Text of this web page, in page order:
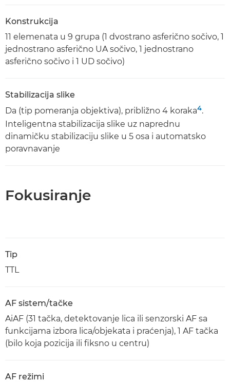
Konstrukcija
11 elemenata u 9 grupa (1 dvostrano asferično sočivo, 1
jednostrano asferično UA sočivo, 1 jednostrano
asferično sočivo i 1 UD sočivo)
Stabilizacija slike
Da (tip pomeranja objektiva), približno 4 koraka4.
Inteligentna stabilizacija slike uz naprednu
dinamičku stabilizaciju slike u 5 osa i automatsko
poravnavanje
Fokusiranje
Tip
TTL
AF sistem/tačke
AiAF (31 tačka, detektovanje lica ili senzorski AF sa
funkcijama izbora lica/objekata i praćenja), 1 AF tačka
(bilo koja pozicija ili fiksno u centru)
AF režimi